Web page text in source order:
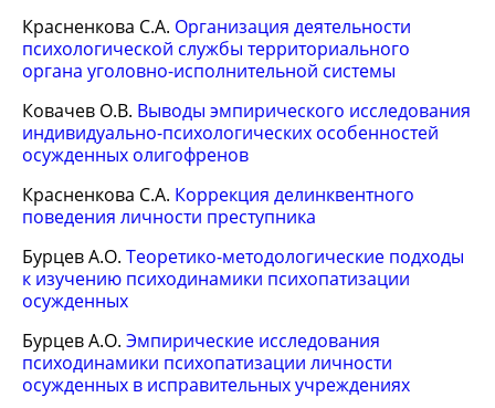
Красненкова С.А. Организация деятельности
психологической службы территориального
органа уголовно-исполнительной системы
Ковачев О.В. Выводы эмпирического исследования
индивидуально-психологических особенностей
осужденных олигофренов
Красненкова С.А. Коррекция делинквентного
поведения личности преступника
Бурцев А.О. Теоретико-методологические подходы
к изучению психодинамики психопатизации
осужденных
Бурцев А.О. Эмпирические исследования
психодинамики психопатизации личности
осужденных в исправительных учреждениях